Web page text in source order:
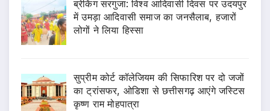
ब्रेकिंग सरगुजा: विश्व आदिवासी दिवस पर उदयपुर
में उमड़ा आदिवासी समाज का जनसैलाब, हजारों
लोगों ने लिया हिस्सा
सुप्रीम कोर्ट कॉलेजियम की सिफारिश पर दो जजों
का ट्रांसफर, ओडिशा से छत्तीसगढ़ आएंगे जस्टिस
कृष्ण राम मोहपात्रा